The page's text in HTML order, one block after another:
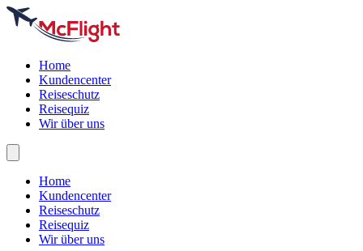
Home
Kundencenter
Reiseschutz
Reisequiz
Wir über uns
Home
Kundencenter
Reiseschutz
Reisequiz
Wir über uns